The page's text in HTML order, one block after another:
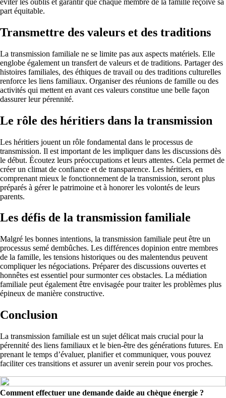
part équitable.
Transmettre des valeurs et des traditions
La transmission familiale ne se limite pas aux aspects matériels. Elle
englobe également un transfert de valeurs et de traditions. Partager des
histoires familiales, des éthiques de travail ou des traditions culturelles
renforce les liens familiaux. Organiser des réunions de famille ou des
activités qui mettent en avant ces valeurs constitue une belle façon
dassurer leur pérennité.
Le rôle des héritiers dans la transmission
Les héritiers jouent un rôle fondamental dans le processus de
transmission. Il est important de les impliquer dans les discussions dès
le début. Écoutez leurs préoccupations et leurs attentes. Cela permet de
créer un climat de confiance et de transparence. Les héritiers, en
comprenant mieux le fonctionnement de la transmission, seront plus
préparés à gérer le patrimoine et à honorer les volontés de leurs
parents.
Les défis de la transmission familiale
Malgré les bonnes intentions, la transmission familiale peut être un
processus semé dembûches. Les différences dopinion entre membres
de la famille, les tensions historiques ou des malentendus peuvent
compliquer les négociations. Préparer des discussions ouvertes et
honnêtes est essentiel pour surmonter ces obstacles. La médiation
familiale peut également être envisagée pour traiter les problèmes plus
épineux de manière constructive.
Conclusion
La transmission familiale est un sujet délicat mais crucial pour la
pérennité des liens familiaux et le bien-être des générations futures. En
prenant le temps d’évaluer, planifier et communiquer, vous pouvez
faciliter ces transitions et assurer un avenir serein pour vos proches.
Comment effectuer une demande daide au chèque énergie ?